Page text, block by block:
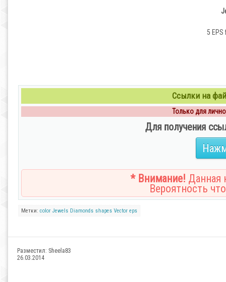
5 EPS
Ссылки на
Только для
Для получения
* Внимание! Данная
Вероятность
Метки: color Jewels Diamonds shapes Vector eps
Разместил: Sheela83
26.03.2014